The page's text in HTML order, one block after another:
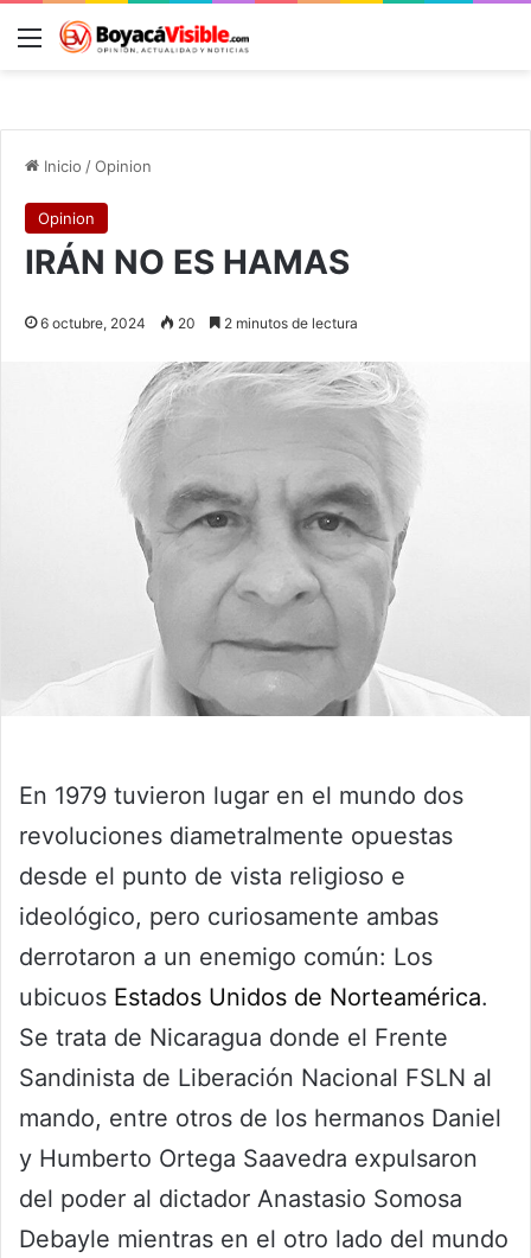
Menú
Inicio /Opinion
Opinion
IRÁN NO ES HAMAS
6 octubre, 2024 20 2 minutos de lectura
En 1979 tuvieron lugar en el mundo dos
revoluciones diametralmente opuestas
desde el punto de vista religioso e
ideológico, pero curiosamente ambas
derrotaron a un enemigo común: Los
ubicuos Estados Unidos de Norteamérica.
Se trata de Nicaragua donde el Frente
Sandinista de Liberación Nacional FSLN al
mando, entre otros de los hermanos Daniel
y Humberto Ortega Saavedra expulsaron
del poder al dictador Anastasio Somosa
Debayle mientras en el otro lado del mundo